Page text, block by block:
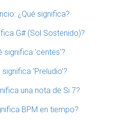
¿Qué significa?
G# (Sol Sostenido)?
significa 'centes'?
significa 'Preludio'?
una nota de Si 7?
BPM en tiempo?